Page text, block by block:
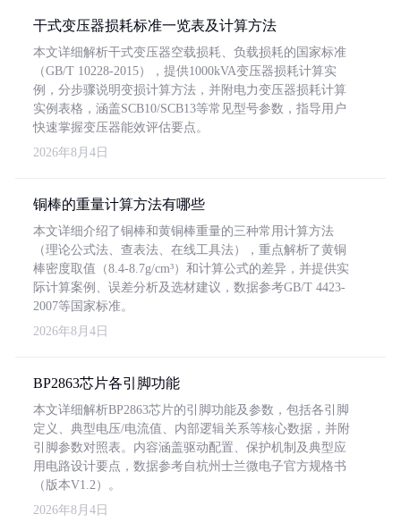
干式变压器损耗标准一览表及计算方法
本文详细解析干式变压器空载损耗、负载损耗的国家标准
（GB/T 10228-2015），提供1000kVA变压器损耗计算实
例，分步骤说明变损计算方法，并附电力变压器损耗计算
实例表格，涵盖SCB10/SCB13等常见型号参数，指导用户
快速掌握变压器能效评估要点。
2026年8月4日
铜棒的重量计算方法有哪些
本文详细介绍了铜棒和黄铜棒重量的三种常用计算方法
（理论公式法、查表法、在线工具法），重点解析了黄铜
棒密度取值（8.4-8.7g/cm³）和计算公式的差异，并提供实
际计算案例、误差分析及选材建议，数据参考GB/T 4423-
2007等国家标准。
2026年8月4日
BP2863芯片各引脚功能
本文详细解析BP2863芯片的引脚功能及参数，包括各引脚
定义、典型电压/电流值、内部逻辑关系等核心数据，并附
引脚参数对照表。内容涵盖驱动配置、保护机制及典型应
用电路设计要点，数据参考自杭州士兰微电子官方规格书
（版本V1.2）。
2026年8月4日